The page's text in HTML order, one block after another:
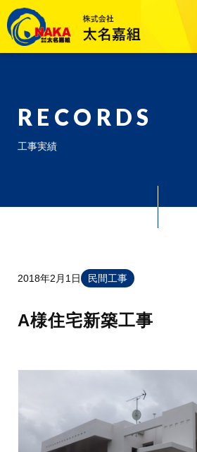
RECORDS
工事実績
2018年2月1日 民間工事
A様住宅新築工事